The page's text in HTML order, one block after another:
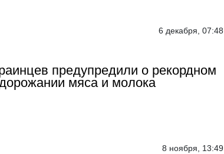
6 декабря, 07:48
предупредили о рекордном
мяса и молока
8 ноября, 13:49